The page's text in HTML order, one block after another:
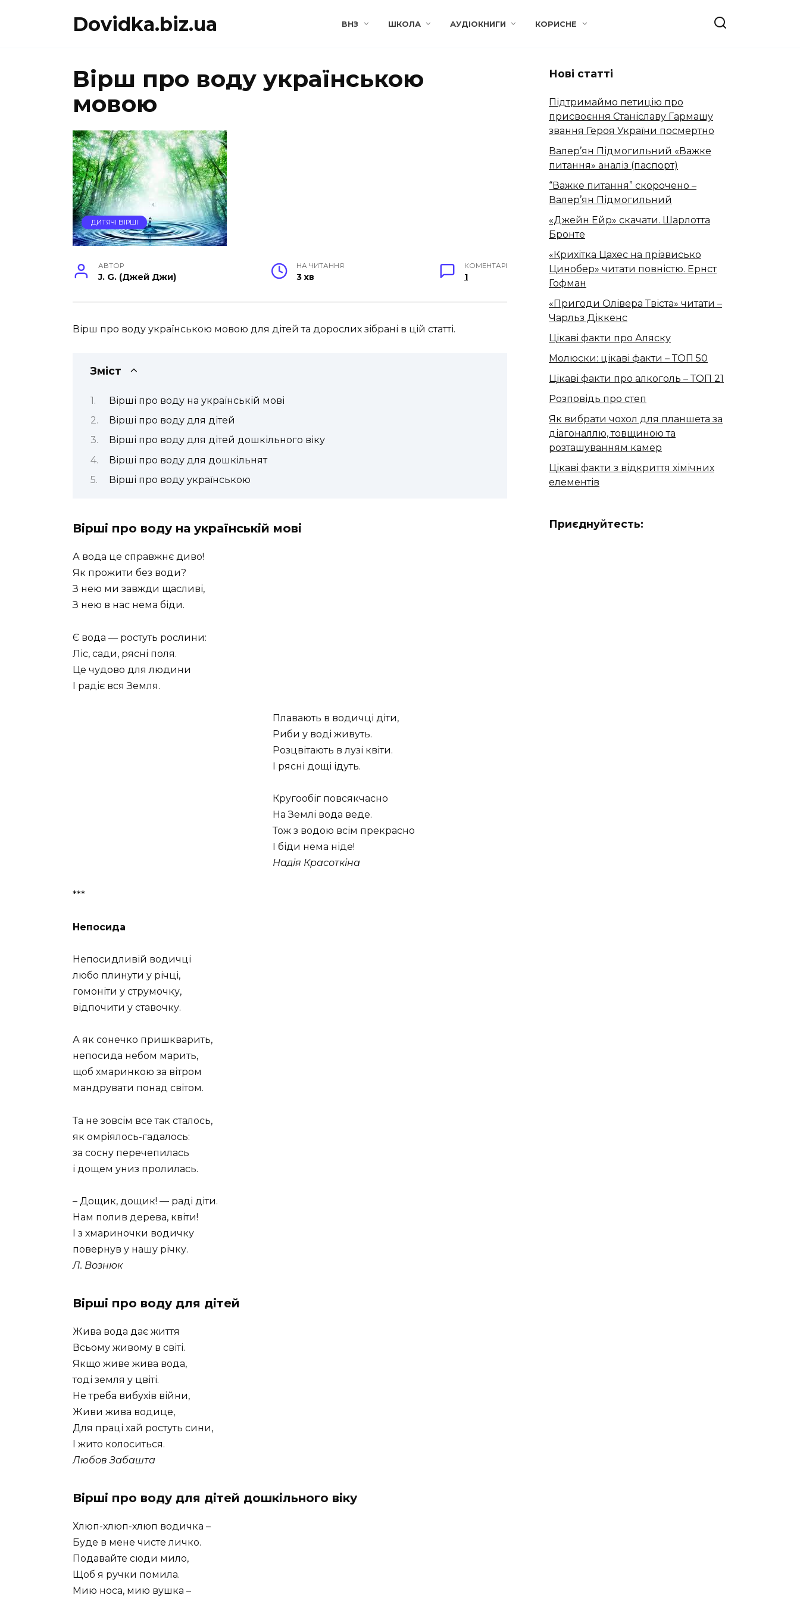
Dovidka.biz.ua ВНЗ ШКОЛА АУДІОКНИГИ КОРИСНЕ
Вірш про воду українською
мовою
ДИТЯЧІ ВІРШІ
АВТОР
J. G. (Джей Джи)
НА ЧИТАННЯ
3 хв
КОМЕНТАРІ
1
Вірш про воду українською мовою для дітей та дорослих зібрані в цій статті.
Зміст
Вірші про воду на українській мові
Вірші про воду для дітей
Вірші про воду для дітей дошкільного віку
Вірші про воду для дошкільнят
Вірші про воду українською
Вірші про воду на українській мові
А вода це справжнє диво!
Як прожити без води?
З нею ми завжди щасливі,
З нею в нас нема біди.
Є вода — ростуть рослини:
Ліс, сади, рясні поля.
Це чудово для людини
І радіє вся Земля.
Плавають в водичці діти,
Риби у воді живуть.
Розцвітають в лузі квіти.
І рясні дощі ідуть.
Кругообіг повсякчасно
На Землі вода веде.
Тож з водою всім прекрасно
І біди нема ніде!
Надія Красоткіна
***
Непосида
Непосидливій водичці
любо плинути у річці,
гомоніти у струмочку,
відпочити у ставочку.
А як сонечко пришкварить,
непосида небом марить,
щоб хмаринкою за вітром
мандрувати понад світом.
Та не зовсім все так сталось,
як омріялось-гадалось:
за сосну перечепилась
і дощем униз пролилась.
– Дощик, дощик! — раді діти.
Нам полив дерева, квіти!
І з хмариночки водичку
повернув у нашу річку.
Л. Вознюк
Вірші про воду для дітей
Жива вода дає життя
Всьому живому в світі.
Якщо живе жива вода,
тоді земля у цвіті.
Не треба вибухів війни,
Живи жива водице,
Для праці хай ростуть сини,
І жито колоситься.
Любов Забашта
Вірші про воду для дітей дошкільного віку
Хлюп-хлюп-хлюп водичка –
Буде в мене чисте личко.
Подавайте сюди мило,
Щоб я ручки помила.
Мию носа, мию вушка –
Нові статті
Підтримаймо петицію про
присвоєння Станіславу Гармашу
звання Героя України посмертно
Валер’ян Підмогильний «Важке
питання» аналіз (паспорт)
“Важке питання” скорочено –
Валер’ян Підмогильний
«Джейн Ейр» скачати. Шарлотта
Бронте
«Крихітка Цахес на прізвисько
Цинобер» читати повністю. Ернст
Гофман
«Пригоди Олівера Твіста» читати –
Чарльз Діккенс
Цікаві факти про Аляску
Молюски: цікаві факти – ТОП 50
Цікаві факти про алкоголь – ТОП 21
Розповідь про степ
Як вибрати чохол для планшета за
діагоналлю, товщиною та
розташуванням камер
Цікаві факти з відкриття хімічних
елементів
Приєднуйтесть: